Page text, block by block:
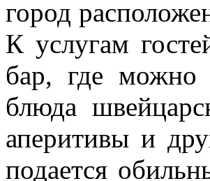
город
К услугам
бар, где можно
блюда
аперитивы и
подается